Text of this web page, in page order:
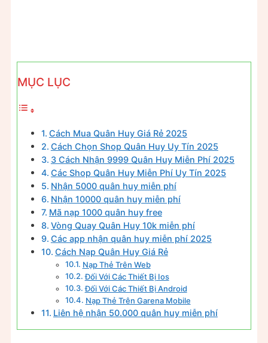
MỤC LỤC
Cách Mua Quân Huy Giá Rẻ 2025
Cách Chọn Shop Quân Huy Uy Tín 2025
3 Cách Nhận 9999 Quân Huy Miễn Phí 2025
Các Shop Quân Huy Miễn Phí Uy Tín 2025
Nhận 5000 quân huy miễn phí
Nhận 10000 quân huy miễn phí
Mã nạp 1000 quân huy free
Vòng Quay Quân Huy 10k miễn phí
Các app nhận quân huy miễn phí 2025
Cách Nạp Quân Huy Giá Rẻ
Nạp Thẻ Trên Web
Đối Với Các Thiết Bị Ios
Đối Với Các Thiết Bị Android
Nạp Thẻ Trên Garena Mobile
Liên hệ nhận 50.000 quân huy miễn phí